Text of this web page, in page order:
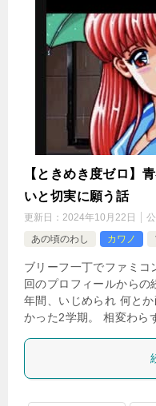
【ときめき度ゼロ】
いと切実に願う話
更新日： 2024年10月22日
あの頃のわし
カワノ
ブリーフ一丁でファミコ
回のプロフィールから
年間、いじめられ 何と
かった2学期。 相変わ